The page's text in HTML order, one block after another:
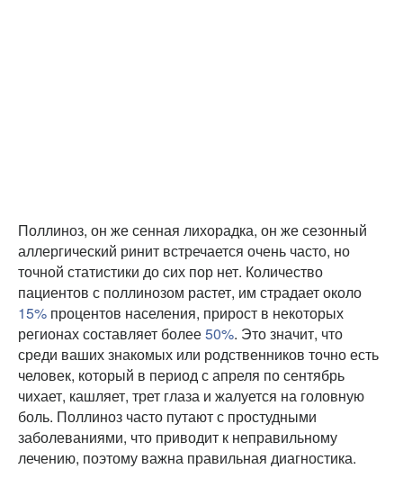
Поллиноз, он же сенная лихорадка, он же сезонный
аллергический ринит встречается очень часто, но
точной статистики до сих пор нет. Количество
пациентов с поллинозом растет, им страдает около
15% процентов населения, прирост в некоторых
регионах составляет более50%. Это значит, что
среди ваших знакомых или родственников точно есть
человек, который в период с апреля по сентябрь
чихает, кашляет, трет глаза и жалуется на головную
боль. Поллиноз часто путают с простудными
заболеваниями, что приводит к неправильному
лечению, поэтому важна правильная диагностика.